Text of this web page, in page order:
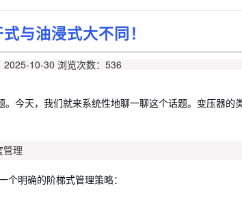
与油浸式大不同！
2025-10-30 浏览次数：536
今天，我们就来系统性地聊一聊这个话题。变压器的
管理
明确的阶梯式管理策略：